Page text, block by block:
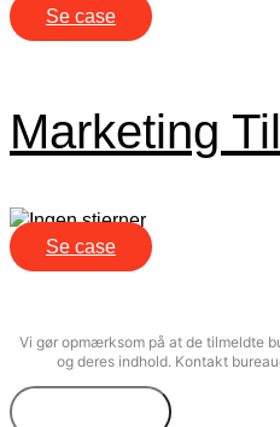
Se case
Marketing
Se case
Vi gør opmærksom på at de tilmeldte
og deres indhold. Kontakt